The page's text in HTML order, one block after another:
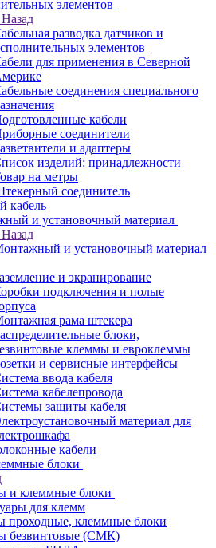
элементов
Назад
разводка датчиков и
элементов
для применения в Северной
соединения специального
кабели
соединители
и адаптеры
изделий: принадлежности
на метры
соединитель
кабель
и установочный материал
Назад
и установочный материал
и экранирование
подключения и полые
рама штекера
блоки,
клеммы и евроклеммы
и сервисные интерфейсы
ввода кабеля
кабелепровода
защиты кабеля
материал для
кабели
блоки
и клеммные блоки
для клемм
проходные, клеммные блоки
безвинтовые (СМК)